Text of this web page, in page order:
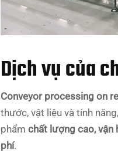
Dịch vụ của
Conveyor processing on
thước, vật liệu và tính
phẩm chất lượng cao, vận
phí.